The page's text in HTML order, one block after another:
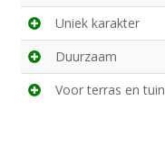
Uniek karakter
Duurzaam
Voor terras en tuin